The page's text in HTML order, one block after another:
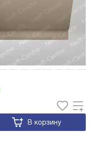
В корзину